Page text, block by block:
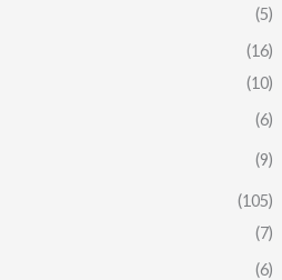
(5)
(16)
(10)
(6)
(9)
(105)
(7)
(6)